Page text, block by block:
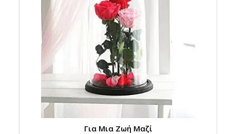
Για Μια Ζωή Μαζί